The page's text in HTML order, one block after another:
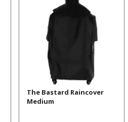
The Bastard Raincover
Medium